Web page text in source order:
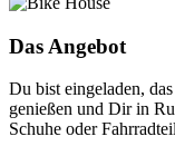
Das Angebot
Du bist eingeladen,
genießen und Dir in
Schuhe oder